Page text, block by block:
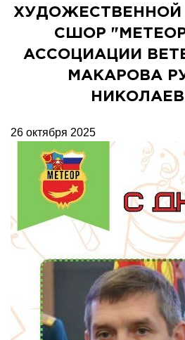
ХУДОЖЕСТВЕННОЙ
СШОР
АССОЦИАЦИИ
МАКАРОВА
26 октября 2025